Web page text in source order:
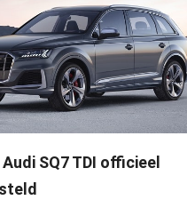
SQ7 TDI officieel